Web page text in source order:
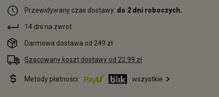
Przewidywany czas dostawy: do 2 dni roboczych.
14 dni na zwrot
Darmowa dostawa od 249 zł
Szacowany koszt dostawy od 22.99 zł
Metody płatności: wszystkie